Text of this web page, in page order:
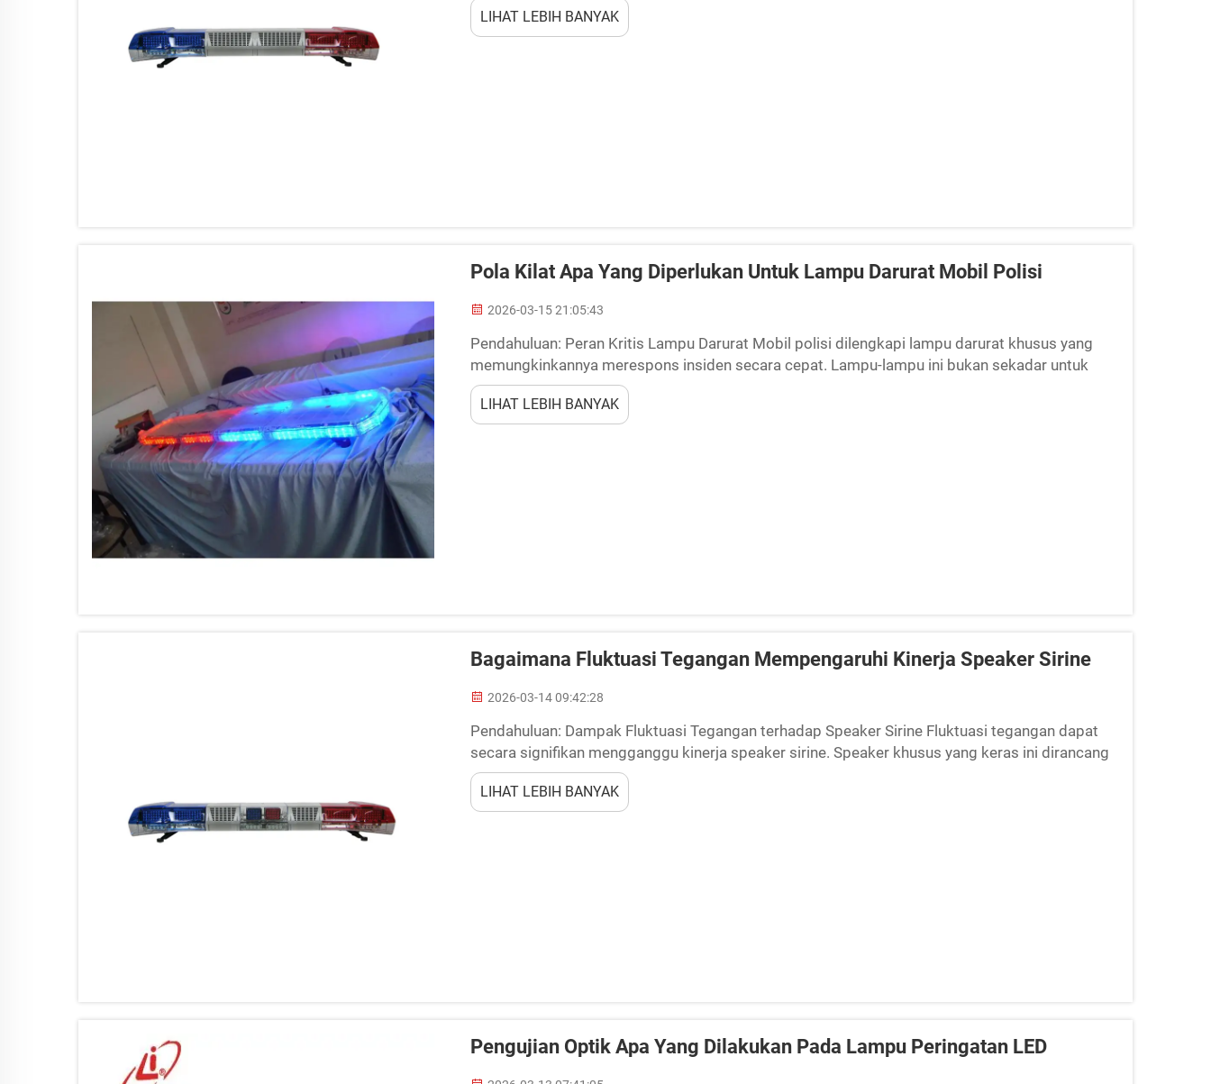
sehingga semua orang dapat mendengarnya tanpa peduli...
LIHAT LEBIH BANYAK
Pola Kilat Apa Yang Diperlukan Untuk Lampu Darurat Mobil Polisi
2026-03-15 21:05:43
Pendahuluan: Peran Kritis Lampu Darurat Mobil polisi dilengkapi lampu darurat khusus yang
memungkinkannya merespons insiden secara cepat. Lampu-lampu ini bukan sekadar untuk
estetika; mereka memainkan peran penting dalam menjaga keselamatan masyarakat. Untuk
me...
LIHAT LEBIH BANYAK
Bagaimana Fluktuasi Tegangan Mempengaruhi Kinerja Speaker Sirine
2026-03-14 09:42:28
Pendahuluan: Dampak Fluktuasi Tegangan terhadap Speaker Sirine Fluktuasi tegangan dapat
secara signifikan mengganggu kinerja speaker sirine. Speaker khusus yang keras ini dirancang
untuk memberi peringatan kepada masyarakat selama keadaan darurat. Ketika tegangan
berubah-ubah dr...
LIHAT LEBIH BANYAK
Pengujian Optik Apa Yang Dilakukan Pada Lampu Peringatan LED